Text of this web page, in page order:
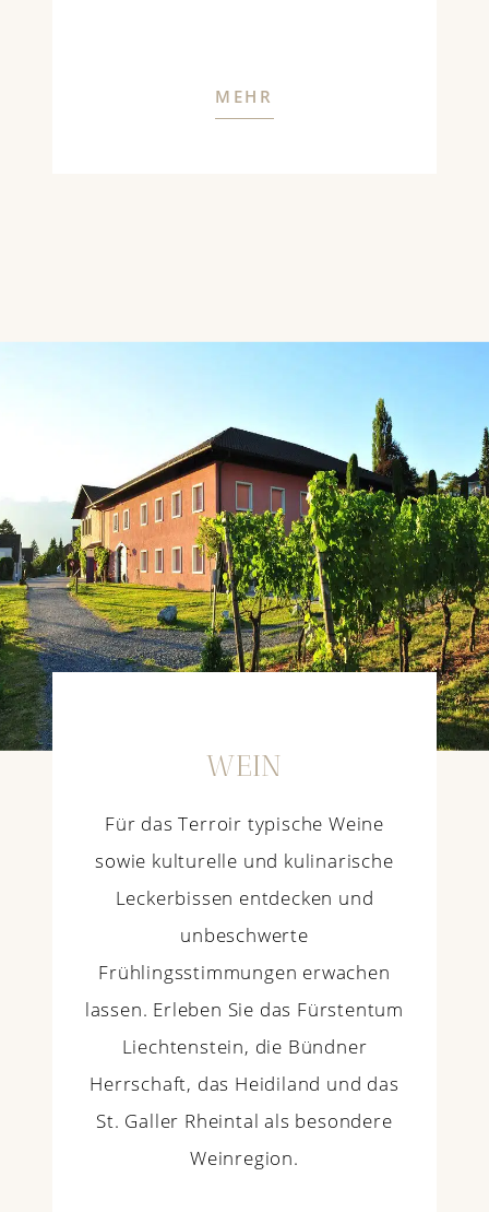
MEHR
WEIN
Für das Terroir typische Weine
sowie kulturelle und kulinarische
Leckerbissen entdecken und
unbeschwerte
Frühlingsstimmungen erwachen
lassen. Erleben Sie das Fürstentum
Liechtenstein, die Bündner
Herrschaft, das Heidiland und das
St. Galler Rheintal als besondere
Weinregion.